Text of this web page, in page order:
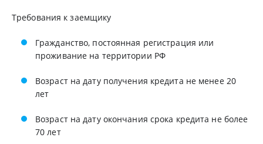
Требования к заемщику
Гражданство, постоянная регистрация или
проживание на территории РФ
Возраст на дату получения кредита не менее 20
лет
Возраст на дату окончания срока кредита не более
70 лет